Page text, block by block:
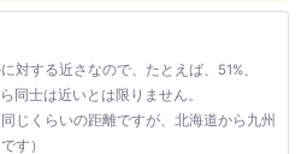
対する近さなので、たとえば、51%、
同士は近いとは限りません。
じくらいの距離ですが、北海道から九州
す）